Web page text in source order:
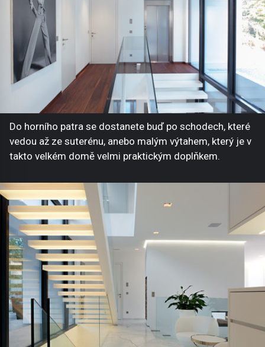
Do horního patra se dostanete buď po schodech, které
vedou až ze suterénu, anebo malým výtahem, který je v
takto velkém domě velmi praktickým doplňkem.